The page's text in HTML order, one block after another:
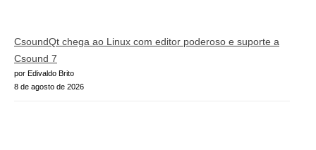
CsoundQt chega ao Linux com editor poderoso e suporte a
Csound 7
por Edivaldo Brito
8 de agosto de 2026